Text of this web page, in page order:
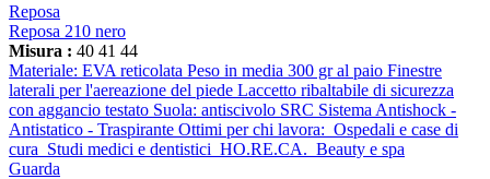
Reposa
Reposa 210 nero
Misura : 40 41 44
Materiale: EVA reticolata Peso in media 300 gr al paio Finestre
laterali per l'aereazione del piede Laccetto ribaltabile di sicurezza
con aggancio testato Suola: antiscivolo SRC Sistema Antishock -
Antistatico - Traspirante Ottimi per chi lavora: Ospedali e case di
cura Studi medici e dentistici HO.RE.CA. Beauty e spa
Guarda